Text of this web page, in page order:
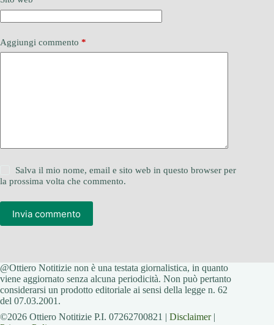
Aggiungi commento *
Salva il mio nome, email e sito web in questo browser per
la prossima volta che commento.
Invia commento
@Ottiero Notitizie non è una testata giornalistica, in quanto
viene aggiornato senza alcuna periodicità. Non può pertanto
considerarsi un prodotto editoriale ai sensi della legge n. 62
del 07.03.2001.
©2026 Ottiero Notitizie P.I. 07262700821 | Disclaimer|